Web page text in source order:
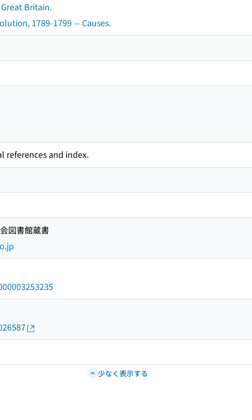
Britain.
1789-1799 -- Causes.
references and index.
図書館蔵書
少なく表示する